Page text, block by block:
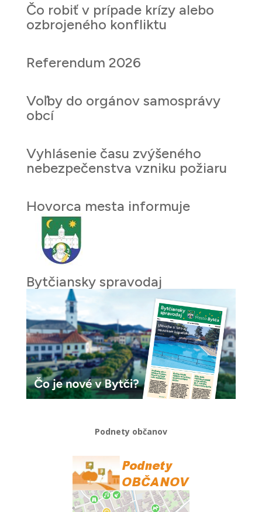
Čo robiť v prípade krízy alebo
ozbrojeného konfliktu
Referendum 2026
Voľby do orgánov samosprávy
obcí
Vyhlásenie času zvýšeného
nebezpečenstva vzniku požiaru
Hovorca mesta informuje
Bytčiansky spravodaj
Podnety občanov